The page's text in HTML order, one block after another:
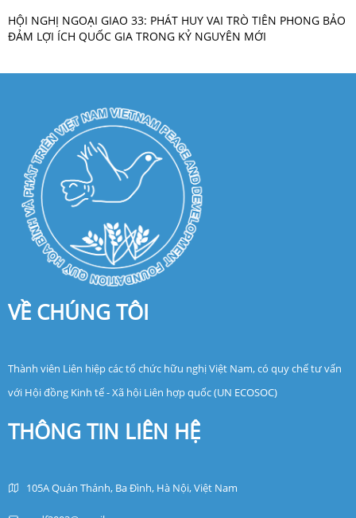
HỘI NGHỊ NGOẠI GIAO 33: PHÁT HUY VAI TRÒ TIÊN PHONG BẢO
ĐẢM LỢI ÍCH QUỐC GIA TRONG KỶ NGUYÊN MỚI
VỀ CHÚNG TÔI
Thành viên Liên hiệp các tổ chức hữu nghị Việt Nam, có quy chế tư vấn
với Hội đồng Kinh tế - Xã hội Liên hợp quốc (UN ECOSOC)
THÔNG TIN LIÊN HỆ
105A Quán Thánh, Ba Đình, Hà Nội, Việt Nam